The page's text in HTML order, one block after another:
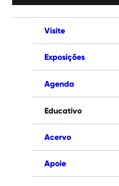
Visite
Exposições
Agenda
Educativo
Acervo
Apoie